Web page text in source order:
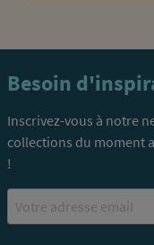
Besoin
Inscrivez-vous à notre
collections du moment
!
Email